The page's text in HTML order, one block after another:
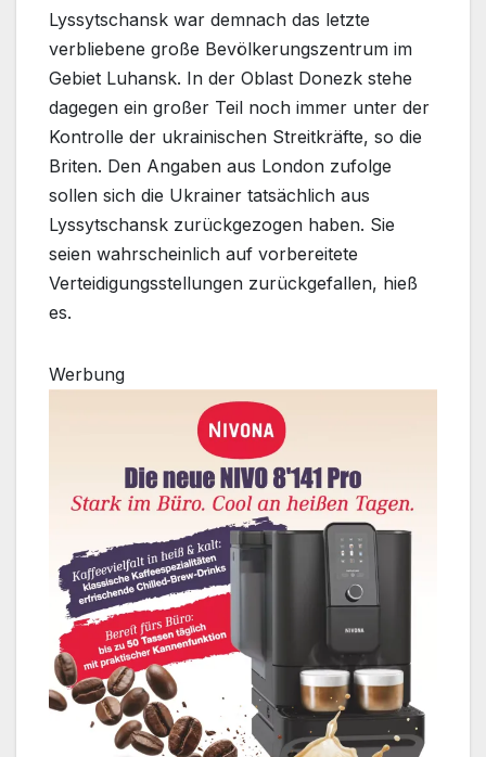
Lyssytschansk war demnach das letzte
verbliebene große Bevölkerungszentrum im
Gebiet Luhansk. In der Oblast Donezk stehe
dagegen ein großer Teil noch immer unter der
Kontrolle der ukrainischen Streitkräfte, so die
Briten. Den Angaben aus London zufolge
sollen sich die Ukrainer tatsächlich aus
Lyssytschansk zurückgezogen haben. Sie
seien wahrscheinlich auf vorbereitete
Verteidigungsstellungen zurückgefallen, hieß
es.
Werbung